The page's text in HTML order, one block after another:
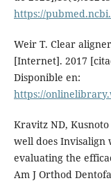
https://
Weir T. Clear
[Internet]. 2017
Disponible en:
https://
Kravitz ND,
well does Invisalign
evaluating the
Am J Orthod